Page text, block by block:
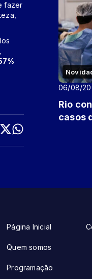
fazer
06/08/
Rio
casos
Página Inicial
Quem somos
Programação